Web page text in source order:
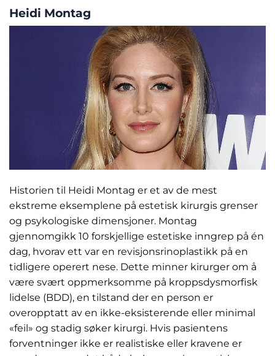
Heidi Montag
Historien til Heidi Montag er et av de mest
ekstreme eksemplene på estetisk kirurgis grenser
og psykologiske dimensjoner. Montag
gjennomgikk 10 forskjellige estetiske inngrep på én
dag, hvorav ett var en revisjonsrinoplastikk på en
tidligere operert nese. Dette minner kirurger om å
være svært oppmerksomme på kroppsdysmorfisk
lidelse (BDD), en tilstand der en person er
overopptatt av en ikke-eksisterende eller minimal
«feil» og stadig søker kirurgi. Hvis pasientens
forventninger ikke er realistiske eller kravene er